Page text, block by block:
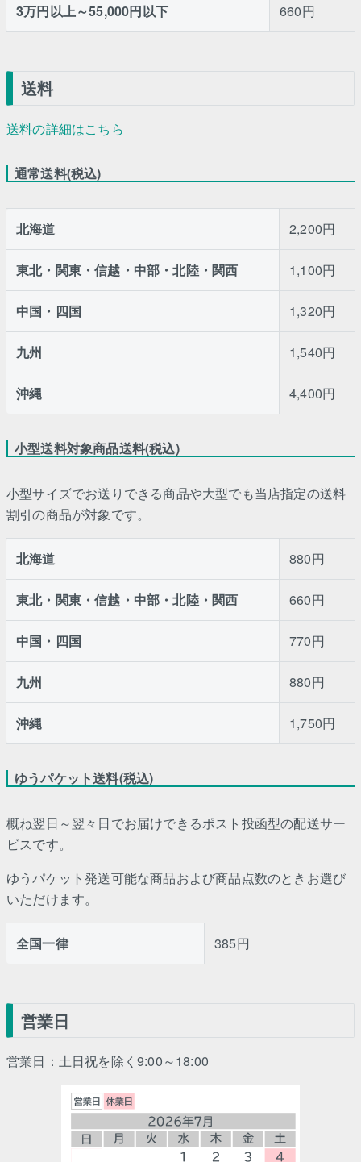
3万円以上～55,000円以下 660円
送料
送料の詳細はこちら
通常送料(税込)
北海道 2,200円
東北・関東・信越・中部・北陸・関西 1,100円
中国・四国 1,320円
九州 1,540円
沖縄 4,400円
小型送料対象商品送料(税込)
小型サイズでお送りできる商品や大型でも当店指定の送料
割引の商品が対象です。
北海道 880円
東北・関東・信越・中部・北陸・関西 660円
中国・四国 770円
九州 880円
沖縄 1,750円
ゆうパケット送料(税込)
概ね翌日～翌々日でお届けできるポスト投函型の配送サー
ビスです。
ゆうパケット発送可能な商品および商品点数のときお選び
いただけます。
全国一律 385円
営業日
営業日：土日祝を除く9:00～18:00